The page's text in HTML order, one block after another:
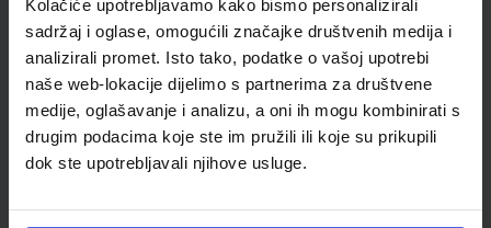
Kolačiće upotrebljavamo kako bismo personalizirali
sadržaj i oglase, omogućili značajke društvenih medija i
analizirali promet. Isto tako, podatke o vašoj upotrebi
naše web-lokacije dijelimo s partnerima za društvene
medije, oglašavanje i analizu, a oni ih mogu kombinirati s
drugim podacima koje ste im pružili ili koje su prikupili
dok ste upotrebljavali njihove usluge.
E-SVIJET 3; radni udžbenik informatike s dodatnim
digitalnim sadržajima u trećem razredu osnovne škole
Autor(i): Blagus Ljubić Klemše Flisar Odorčić Ružić Mihočka
Nakladnik:ŠKOLSKA KNJIGA d.d. Registarski broj ministarstva:7003
SKU: 567184 CIJENA:
ŠIFRA OMOTA: 500239
Udžbenik Omot